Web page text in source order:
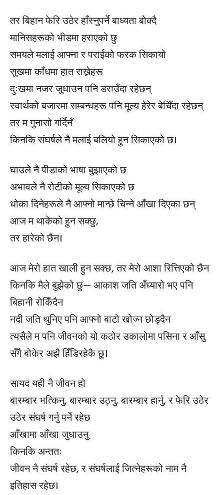
तर बिहान फेरि उठेर हाँस्नुपर्ने बाध्यता बोक्दै
मानिसहरूको भीडमा हराएको छु
समयले मलाई आफ्ना र पराईको फरक सिकायो
सुखमा काँधमा हात राख्नेहरू
दुःखमा नजर जुधाउन पनि डराउँदा रहेछन्
स्वार्थको बजारमा सम्बन्धहरू पनि मूल्य हेरेर बेचिँदा रहेछन्
तर म गुनासो गर्दिनँ
किनकि संघर्षले नै मलाई बलियो हुन सिकाएको छ।
घाउले नै पीडाको भाषा बुझाएको छ
अभावले नै रोटीको मूल्य सिकाएको छ
धोका दिनेहरूले नै आफ्नो मान्छे चिन्ने आँखा दिएका छन्
आज म थाकेको हुन सक्छु,
तर हारेको छैन।
आज मेरो हात खाली हुन सक्छ, तर मेरो आशा रित्तिएको छैन
किनकि मैले बुझेको छु— आकाश जति अँध्यारो भए पनि
बिहानी रोकिँदैन
नदी जति थुनिए पनि आफ्नो बाटो खोज्न छोड्दैन
त्यसैले म पनि जीवनको यो कठोर उकालोमा पसिना र आँसु
सँगै बोकेर अझै हिँडिरहेकै छु।
सायद यही नै जीवन हो
बारम्बार भत्किनु, बारम्बार उठ्नु, बारम्बार हार्नु, र फेरि उठेर
उठेर संघर्ष गर्नु पर्ने रहेछ
आँखामा आँखा जुधाउनु
किनकि अन्ततः
जीवन नै संघर्ष रहेछ, र संघर्षलाई जित्नेहरूको नाम नै
इतिहास रहेछ।